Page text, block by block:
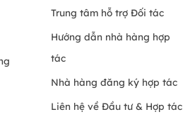
Trung tâm hỗ trợ Đối tác
Hướng dẫn nhà hàng hợp
tác
Nhà hàng đăng ký hợp tác
Liên hệ về Đầu tư & Hợp tác